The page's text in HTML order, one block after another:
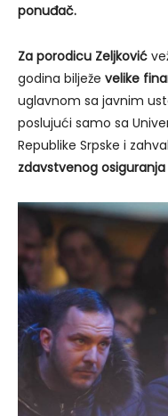
ponuđač.
Za porodicu Zeljković
godina bilježe velike
uglavnom sa javnim
poslujući samo sa
Republike Srpske i
zdavstvenog osiguranja